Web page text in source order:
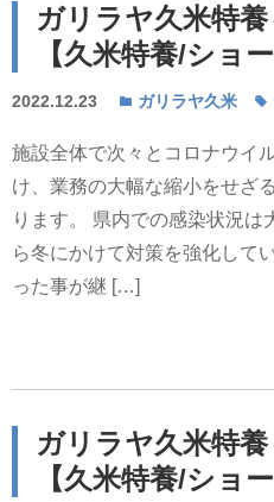
ガリラヤ久米特
【久米特養/ショ
2022.12.23 ガリラヤ久米
施設全体で次々とコロナウイ
け、業務の大幅な縮小をせざ
ります。 県内での感染状況
ら冬にかけて対策を強化して
った事が継 […]
ガリラヤ久米特
【久米特養/ショ